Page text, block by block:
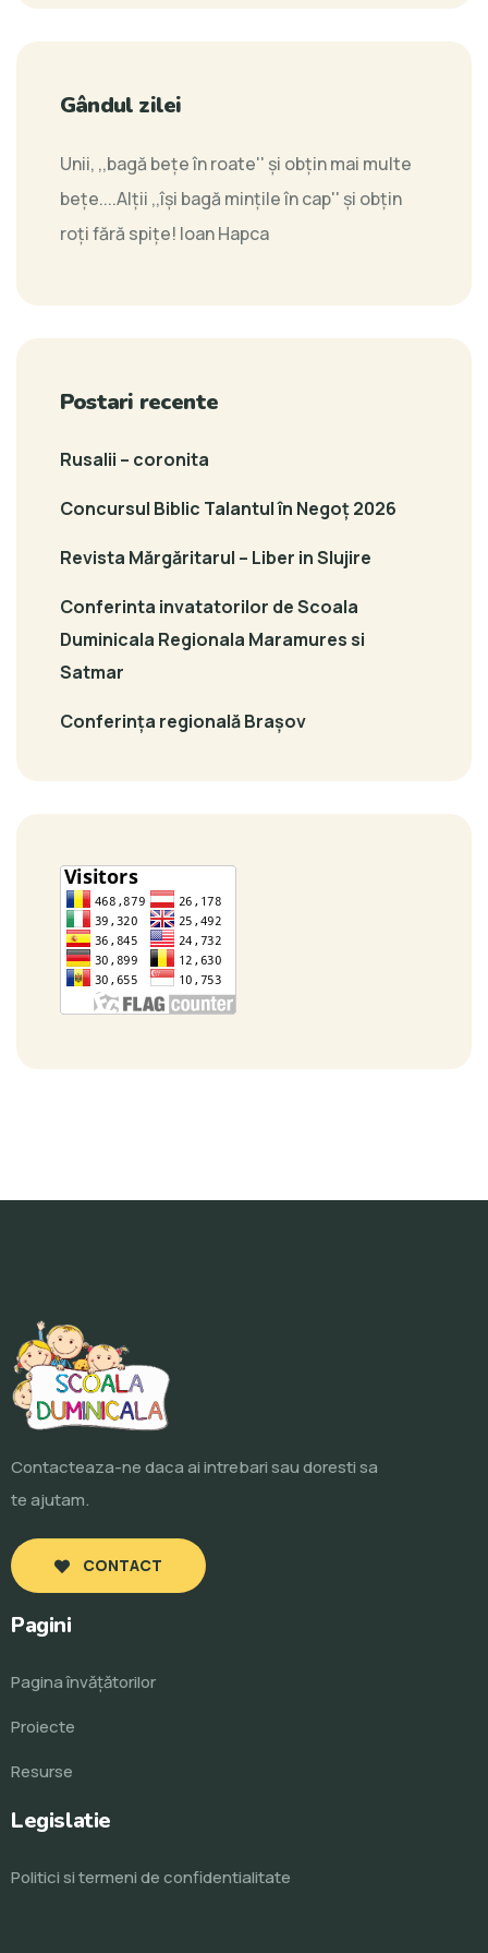
Gândul zilei
Unii, ,,bagă bețe în roate'' și obțin mai multe
bețe....Alții ,,își bagă mințile în cap'' și obțin
roți fără spițe! Ioan Hapca
Postari recente
Rusalii – coronita
Concursul Biblic Talantul în Negoț 2026
Revista Mărgăritarul – Liber in Slujire
Conferinta invatatorilor de Scoala
Duminicala Regionala Maramures si
Satmar
Conferința regională Brașov
Contacteaza-ne daca ai intrebari sau doresti sa
te ajutam.
CONTACT
Pagini
Pagina învăţătorilor
Proiecte
Resurse
Legislatie
Politici si termeni de confidentialitate